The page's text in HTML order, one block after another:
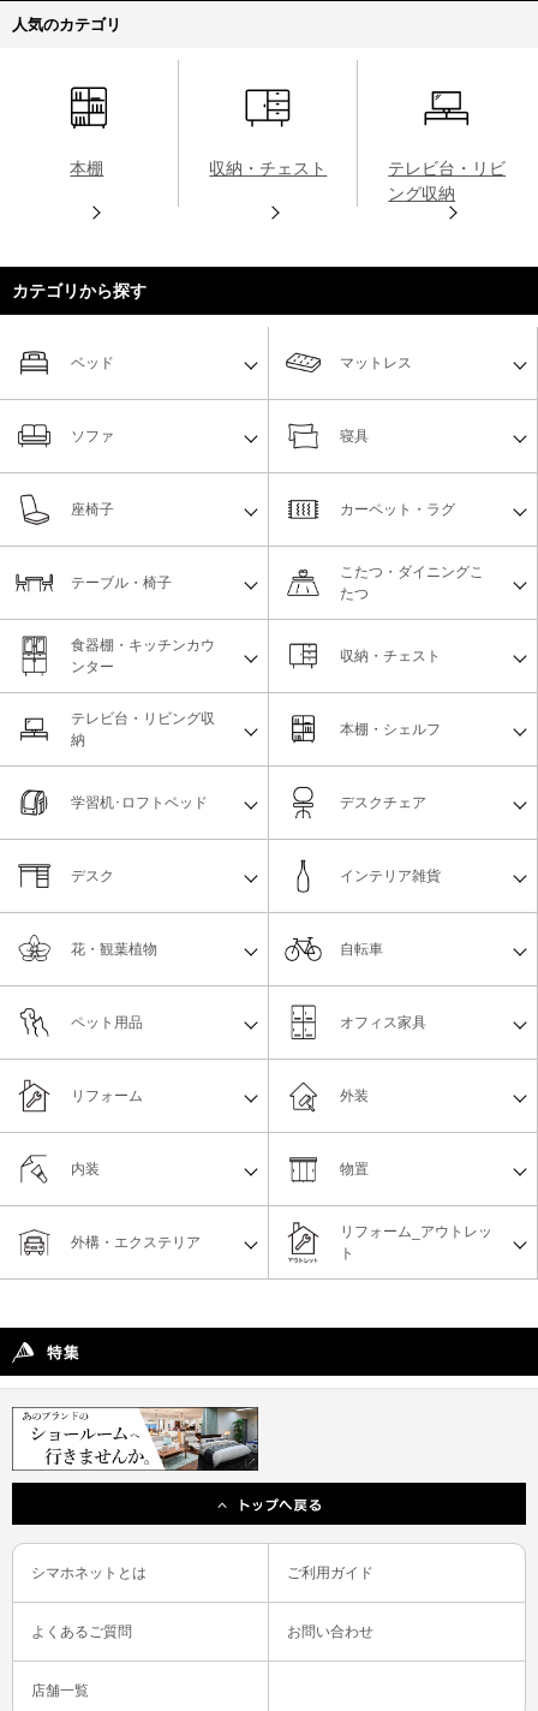
人気のカテゴリ
本棚 収納・チェスト
テレビ台・リビ
ング収納
カテゴリから探す
ベッド マットレス
ソファ 寝具
座椅子 カーペット・ラグ
テーブル・椅子
こたつ・ダイニングこ
たつ
食器棚・キッチンカウ
ンター
収納・チェスト
テレビ台・リビング収
納
本棚・シェルフ
学習机･ロフトベッド デスクチェア
デスク インテリア雑貨
花・観葉植物 自転車
ペット用品 オフィス家具
リフォーム
リフォーム_アウトレッ
ト
物置
外構・エクステリア
外装
内装
シマホネットとは ご利用ガイド
よくあるご質問 お問い合わせ
店舗一覧